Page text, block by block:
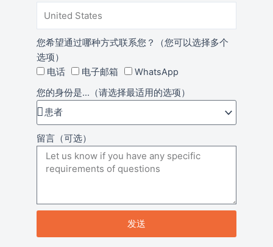
您希望通过哪种方式联系您？（您可以选择多个
选项）
电话
电子邮箱
WhatsApp
您的身份是...（请选择最适用的选项）
留言（可选）
发送